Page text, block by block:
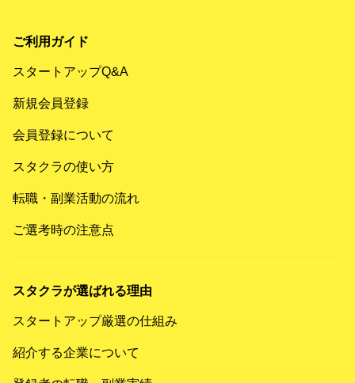
ご利用ガイド
スタートアップQ&A
新規会員登録
会員登録について
スタクラの使い方
転職・副業活動の流れ
ご選考時の注意点
スタクラが選ばれる理由
スタートアップ厳選の仕組み
紹介する企業について